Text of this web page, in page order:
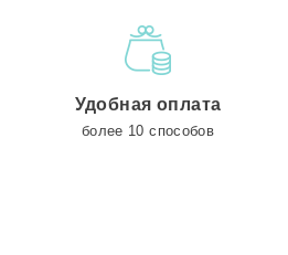
Удобная оплата
более 10 способов